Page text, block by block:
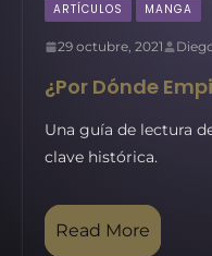
ARTÍCULOS MANGA
29 octubre, 2021
¿Por Dónde
Una guía de lectura
clave histórica.
Read More